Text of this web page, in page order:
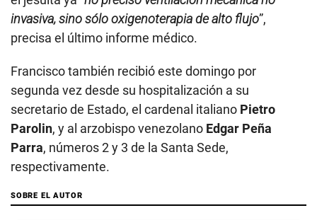
invasiva, sino sólo oxigenoterapia de alto flujo”,
precisa el último informe médico.
Francisco también recibió este domingo por
segunda vez desde su hospitalización a su
secretario de Estado, el cardenal italiano Pietro
Parolin, y al arzobispo venezolano Edgar Peña
Parra, números 2 y 3 de la Santa Sede,
respectivamente.
SOBRE EL AUTOR